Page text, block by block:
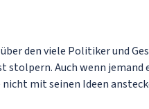
den viele Politiker und
stolpern. Auch wenn jemand
mit seinen Ideen